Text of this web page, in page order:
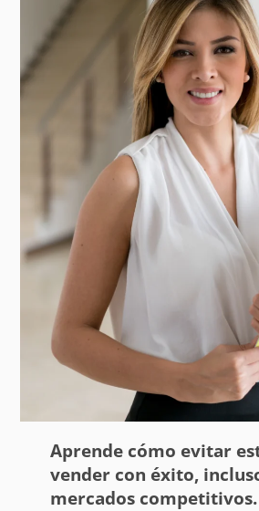
Aprende cómo evitar
vender con éxito,
mercados competitivos.